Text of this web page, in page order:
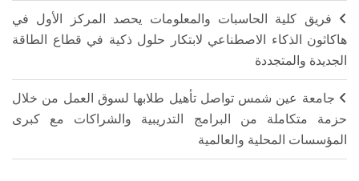
فريق كلية الحاسبات والمعلومات يحصد المركز الأول في
هاكاثون الذكاء الاصطناعي لابتكار حلول ذكية في قطاع الطاقة
الجديدة والمتجددة
جامعة عين شمس تواصل تأهيل طلابها لسوق العمل من خلال
حزمة متكاملة من البرامج التدريبية والشراكات مع كبرى
المؤسسات المحلية والعالمية